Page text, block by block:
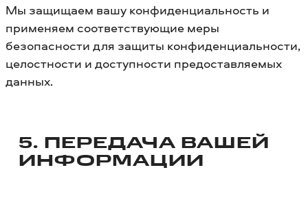
Мы защищаем вашу конфиденциальность и
применяем соответствующие меры
безопасности для защиты конфиденциальности,
целостности и доступности предоставляемых
данных.
5. ПЕРЕДАЧА ВАШЕЙ
ИНФОРМАЦИИ